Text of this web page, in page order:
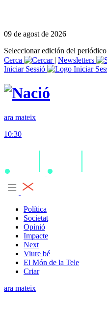
09 de agost de 2026
Seleccionar edición del periódico
Cerca
| Newsletters
Iniciar Sessió
ara mateix
10:30
Política
Societat
Opinió
Impacte
Next
Viure bé
El Món de la Tele
Criar
ara mateix